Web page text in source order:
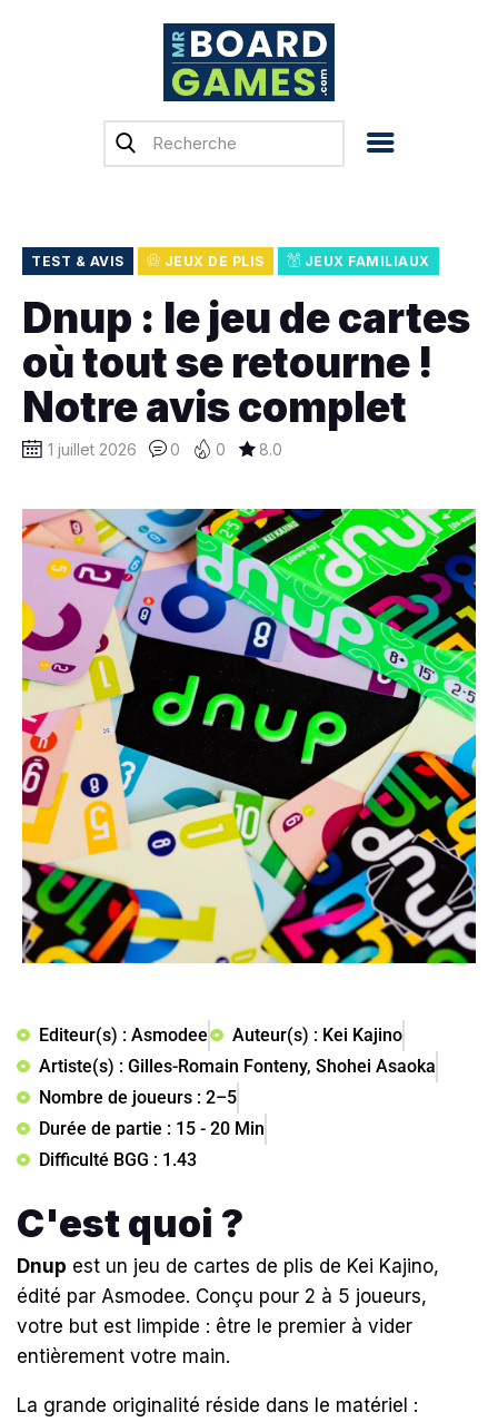
Accueil
Previews
Tops, Conseils &
Guides d’achat
Financement
participatif
Français
TEST & AVIS JEUX DE PLIS JEUX FAMILIAUX
Dnup : le jeu de cartes
où tout se retourne !
Notre avis complet
1 juillet 2026 0 0 8.0
Editeur(s) : Asmodee
Auteur(s) : Kei Kajino
Artiste(s) : Gilles-Romain Fonteny, Shohei Asaoka
Nombre de joueurs : 2–5
Durée de partie : 15 - 20 Min
Difficulté BGG : 1.43
C'est quoi ?
Dnup est un jeu de cartes de plis de Kei Kajino,
édité par Asmodee. Conçu pour 2 à 5 joueurs,
votre but est limpide : être le premier à vider
entièrement votre main.
La grande originalité réside dans le matériel :